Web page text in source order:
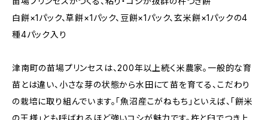
白餅×1パック、草餅×1パック、豆餅×1パック、玄米餅×1パックの4
種4パック入り
津南町の苗場プリンセスは、200年以上続く米農家。一般的な育
苗とは違い、小さな芽の状態から水田にて苗を育てる、こだわり
の栽培に取り組んでいます。「魚沼産こがねもち」といえば、「餅米
の王様」とも呼ばれるほど強いコシが魅力です。杵と臼でつき上